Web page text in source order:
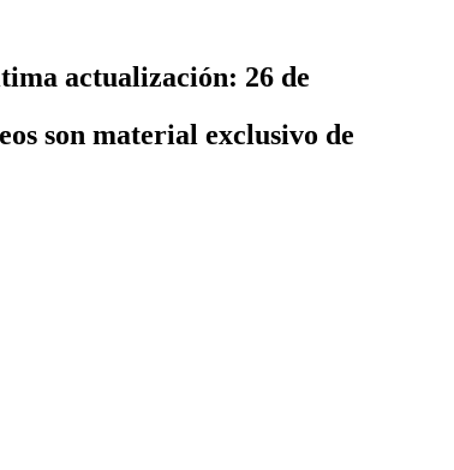
actualización: 26 de
son material exclusivo de